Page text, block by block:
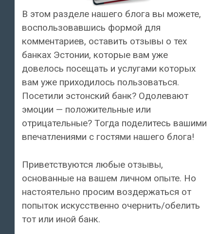
В этом разделе нашего блога вы можете,
воспользовавшись формой для
комментариев, оставить отзывы о тех
банках Эстонии, которые вам уже
довелось посещать и услугами которых
вам уже приходилось пользоваться.
Посетили эстонский банк? Одолевают
эмоции — положительные или
отрицательные? Тогда поделитесь вашими
впечатлениями с гостями нашего блога!
Приветствуются любые отзывы,
основанные на вашем личном опыте. Но
настоятельно просим воздержаться от
попыток искусственно очернить/обелить
тот или иной банк.